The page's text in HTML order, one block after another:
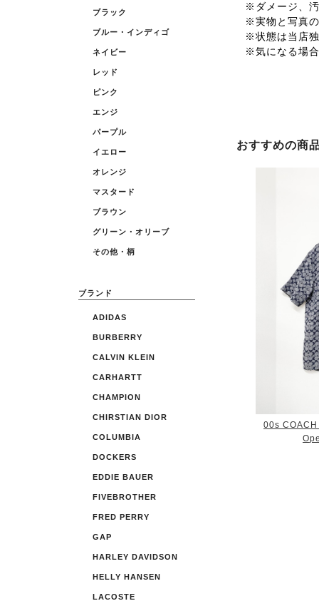
ブラック
ブルー・インディゴ
ネイビー
レッド
ピンク
エンジ
パープル
イエロー
オレンジ
マスタード
ブラウン
グリーン・オリーブ
その他・柄
ブランド
ADIDAS
BURBERRY
CALVIN KLEIN
CARHARTT
CHAMPION
CHIRSTIAN DIOR
COLUMBIA
DOCKERS
EDDIE BAUER
FIVEBROTHER
FRED PERRY
GAP
HARLEY DAVIDSON
HELLY HANSEN
LACOSTE
※ダメージ、
※実物と写真
※状態は当店独
※気になる場合
おすすめの商
00s